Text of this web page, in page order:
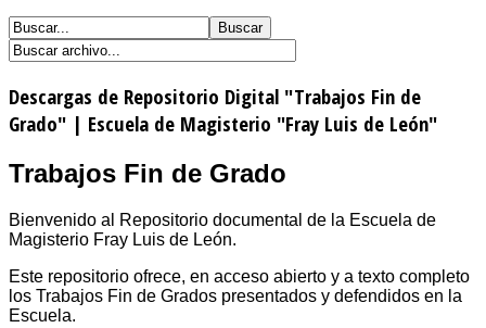
Descargas de Repositorio Digital "Trabajos Fin de
Grado" | Escuela de Magisterio "Fray Luis de León"
Trabajos Fin de Grado
Bienvenido al Repositorio documental de la Escuela de
Magisterio Fray Luis de León.
Este repositorio ofrece, en acceso abierto y a texto completo
los Trabajos Fin de Grados presentados y defendidos en la
Escuela.